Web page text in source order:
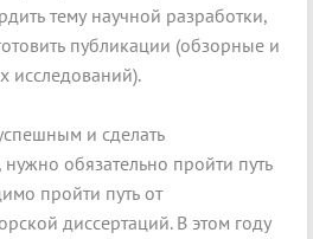
тему научной разработки,
публикации (обзорные и
исследований).
и сделать
обязательно пройти путь
пройти путь от
диссертаций. В этом году